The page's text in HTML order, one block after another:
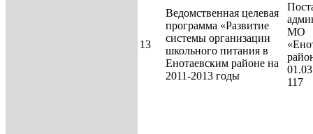
13
Ведомственная целевая
программа «Развитие
системы организации
школьного питания в
Енотаевским районе на
2011-2013 годы
МО
117